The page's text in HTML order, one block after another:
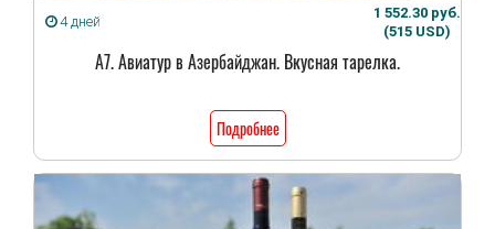
4 дней
1 552.30 руб.
(515 USD)
А7. Авиатур в Азербайджан. Вкусная тарелка.
Подробнее